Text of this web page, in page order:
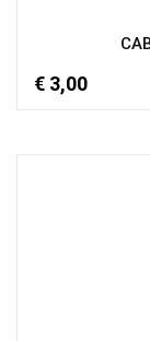
€ 3,00